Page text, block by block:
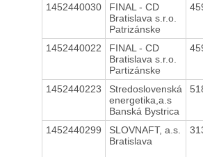
1452440030
FINAL - CD
Bratislava s.r.o.
Patrizánske
1452440022
FINAL - CD
Bratislava s.r.o.
Partizánske
1452440223
Stredoslovenská
energetika,a.s
Banská Bystrica
1452440299
SLOVNAFT, a.s.
Bratislava